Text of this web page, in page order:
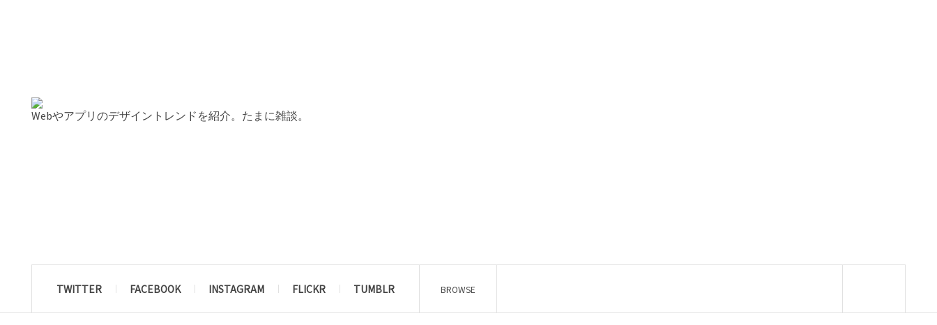
Webやアプリのデザイントレンドを紹介。たまに雑談。
TWITTER FACEBOOK INSTAGRAM FLICKR TUMBLR BROWSE